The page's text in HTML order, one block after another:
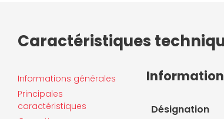
Caractéristiques
Informations générales
Principales
caractéristiques
Désignation